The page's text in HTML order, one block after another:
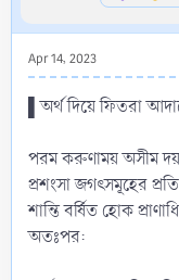
Apr 14, 2023
▌অর্থ দিয়ে ফিতরা
পরম করুণাময় অসীম
প্রশংসা জগৎসমূহের
শান্তি বর্ষিত হোক
অতঃপর: